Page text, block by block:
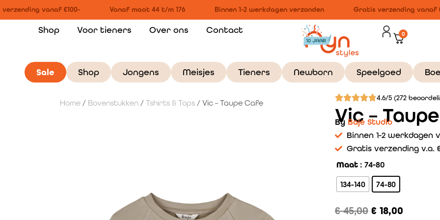
vanaf €100- Vanaf maat 44 t/m 176 Binnen 1-2 werkdagen verzonden Gratis verzending vanaf
Shop Voor tieners Over ons Contact 0
Sale Shop Jongens Meisjes Tieners Newborn Speelgoed
Home / Bovenstukken / Tshirts & Tops / Vic – Taupe Cafe
4.6/5 (272
Vic –
By Baje Studio
Binnen 1-2 werkdagen
Gratis verzending v.a.
Maat : 74-80
134-140 74-80
€45,00 € 18,00